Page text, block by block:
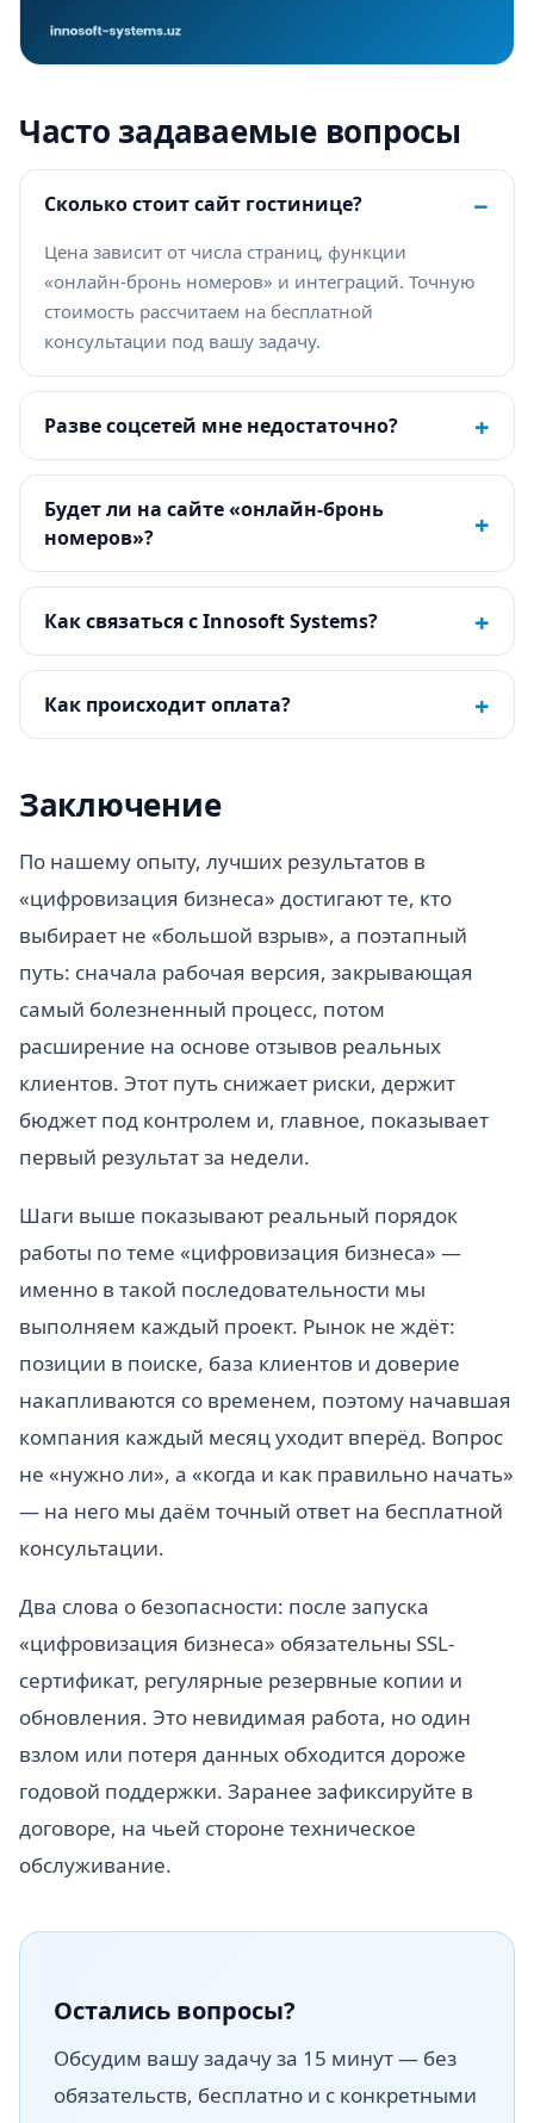
Часто задаваемые вопросы
Сколько стоит сайт гостинице? −
Цена зависит от числа страниц, функции
«онлайн-бронь номеров» и интеграций. Точную
стоимость рассчитаем на бесплатной
консультации под вашу задачу.
Разве соцсетей мне недостаточно? +
Будет ли на сайте «онлайн-бронь
номеров»?
+
Как связаться с Innosoft Systems? +
Как происходит оплата? +
Заключение
По нашему опыту, лучших результатов в
«цифровизация бизнеса» достигают те, кто
выбирает не «большой взрыв», а поэтапный
путь: сначала рабочая версия, закрывающая
самый болезненный процесс, потом
расширение на основе отзывов реальных
клиентов. Этот путь снижает риски, держит
бюджет под контролем и, главное, показывает
первый результат за недели.
Шаги выше показывают реальный порядок
работы по теме «цифровизация бизнеса» —
именно в такой последовательности мы
выполняем каждый проект. Рынок не ждёт:
позиции в поиске, база клиентов и доверие
накапливаются со временем, поэтому начавшая
компания каждый месяц уходит вперёд. Вопрос
не «нужно ли», а «когда и как правильно начать»
— на него мы даём точный ответ на бесплатной
консультации.
Два слова о безопасности: после запуска
«цифровизация бизнеса» обязательны SSL-
сертификат, регулярные резервные копии и
обновления. Это невидимая работа, но один
взлом или потеря данных обходится дороже
годовой поддержки. Заранее зафиксируйте в
договоре, на чьей стороне техническое
обслуживание.
Остались вопросы?
Обсудим вашу задачу за 15 минут — без
обязательств, бесплатно и с конкретными